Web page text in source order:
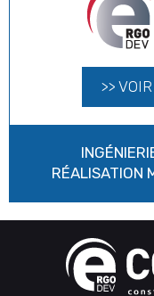
>>
RÉALISATION